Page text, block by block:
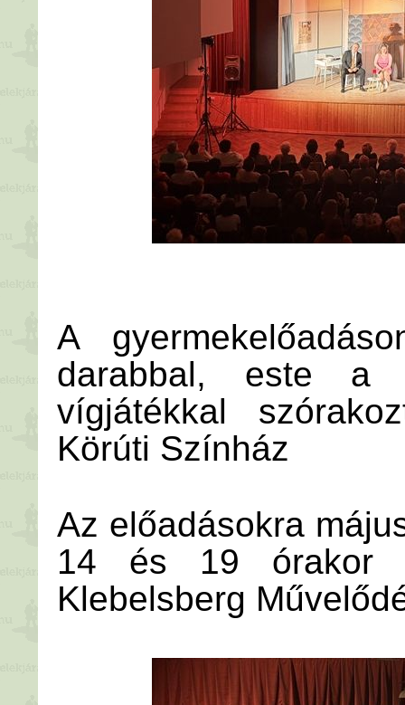
A
darabbal, este a
vígjátékkal
Körúti Színház
Az előadásokra
14 és 19 órakor
Klebelsberg